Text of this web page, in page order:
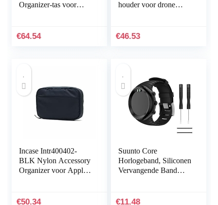
Organizer-tas voor
€64.54
houder voor drone
€46.53
Incase Intr400402-
BLK Nylon Accessory
Organizer voor Apple
zwart [sorteren en…
€50.34
Suunto Core
Horlogeband, Siliconen
Vervangende Band
Horlogeband
€11.48